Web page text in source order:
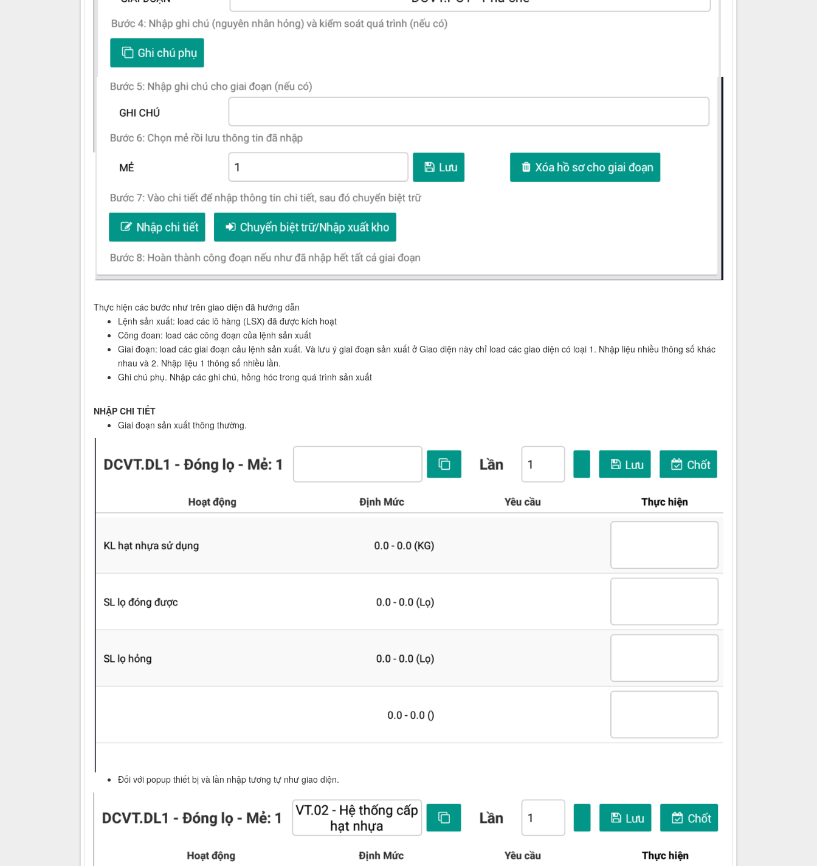
Thực hiện các bước như trên giao diện đã hướng dẫn
Lệnh sản xuất: load các lô hàng (LSX) đã được kích hoạt
Công đoan: load các công đoạn của lệnh sản xuất
Giai đoạn: load các giai đoạn cảu lệnh sản xuất. Và lưu ý giai đoạn sản xuất ở Giao diện này chỉ load các giao diện có loại 1. Nhập liệu nhiều thông số khác
nhau và 2. Nhập liệu 1 thông số nhiều lần.
Ghi chú phụ. Nhập các ghi chú, hỏng hóc trong quá trình sản xuất
NHẬP CHI TIẾT
Giai đoạn sản xuất thông thường.
Đối với popup thiết bị và lần nhập tương tự như giao diện.